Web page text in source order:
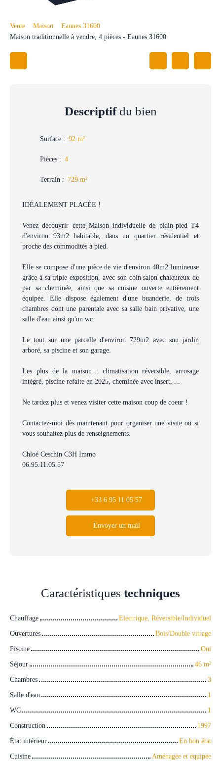
Vente Maison
Eaunes 31600
Maison traditionnelle à vendre, 4 pièces - Eaunes 31600
Descriptifdu bien
Surface : 92 m²
Pièces : 4
Terrain : 729 m²
IDÉALEMENT PLACÉE !
Venez découvrir cette Maison individuelle de plain-pied T4
d'environ 93m2 habitable, dans un quartier résidentiel et
proche des commodités à pied.
Elle se compose d'une pièce de vie d'environ 40m2 lumineuse
grâce à sa triple exposition, avec son coin salon chaleureux de
par sa cheminée, ainsi que sa cuisine ouverte entièrement
équipée. Elle dispose également d'une buanderie, de trois
chambres dont une parentale avec sa salle bain privative, une
salle d'eau ainsi qu'un wc.
Le tout sur une parcelle d'environ 729m2 avec son jardin
arboré, sa piscine et son garage.
Les plus de la maison : climatisation réversible, arrosage
intégré, piscine refaite en 2025, cheminée avec insert, ...
Ne tardez plus et venez visiter cette maison coup de coeur !
Contactez-moi dès maintenant pour organiser une visite ou si
vous souhaitez plus de renseignements.
Chloé Ceschin C3H Immo
06.95.11.05.57
+33 6 95 11 05 57
Envoyer un mail
Caractéristiques techniques
Chauffage
Electrique, Réversible/Individuel
Ouvertures
Bois/Double vitrage
Piscine
Oui
Séjour
46 m²
Chambres
3
Salle d'eau
1
WC
1
Construction
1997
État intérieur
En bon état
Cuisine
Aménagée et équipée